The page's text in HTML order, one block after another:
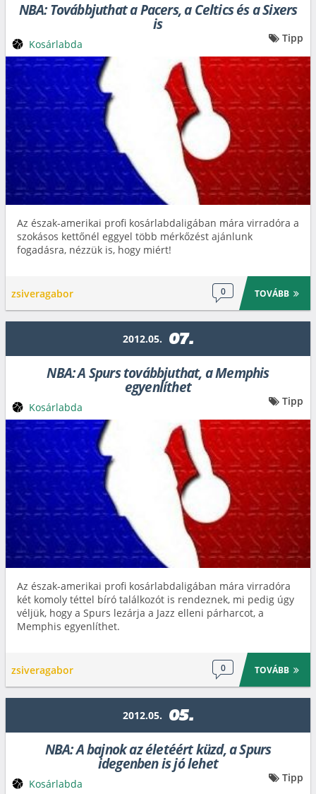
NBA: Továbbjuthat a Pacers, a Celtics és a Sixers
is
Az észak-amerikai profi kosárlabdaligában mára virradóra a
szokásos kettőnél eggyel több mérkőzést ajánlunk
fogadásra, nézzük is, hogy miért!
zsiveragabor 0 TOVÁBB
Kosárlabda Tipp
2012.05. 07.
NBA: A Spurs továbbjuthat, a Memphis
egyenlíthet
Az észak-amerikai profi kosárlabdaligában mára virradóra
két komoly téttel bíró találkozót is rendeznek, mi pedig úgy
véljük, hogy a Spurs lezárja a Jazz elleni párharcot, a
Memphis egyenlíthet.
zsiveragabor 0 TOVÁBB
Kosárlabda Tipp
2012.05. 05.
NBA: A bajnok az életéért küzd, a Spurs
idegenben is jó lehet
Kosárlabda Tipp